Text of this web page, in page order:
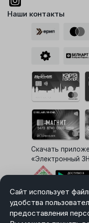
Сайт использует
удобства
предоставления
Наши контакты
Скачать
«Электронный